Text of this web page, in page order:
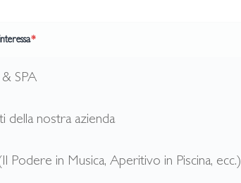
*
SPA
della nostra azienda
Podere in Musica, Aperitivo in Piscina, ecc.)